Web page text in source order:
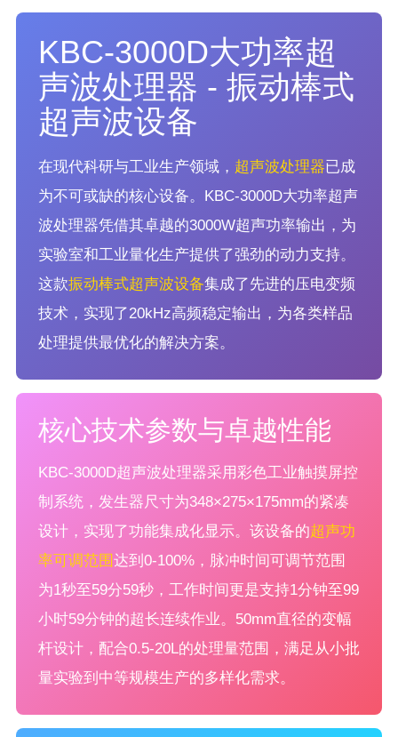
KBC-3000D大功率超
声波处理器 - 振动棒式
超声波设备
在现代科研与工业生产领域， 超声波处理器已成
为不可或缺的核心设备。KBC-3000D大功率超声
波处理器凭借其卓越的3000W超声功率输出，为
实验室和工业量化生产提供了强劲的动力支持。
这款振动棒式超声波设备集成了先进的压电变频
技术，实现了20kHz高频稳定输出，为各类样品
处理提供最优化的解决方案。
核心技术参数与卓越性能
KBC-3000D超声波处理器采用彩色工业触摸屏控
制系统，发生器尺寸为348×275×175mm的紧凑
设计，实现了功能集成化显示。该设备的超声功
率可调范围 达到0-100%，脉冲时间可调节范围
为1秒至59分59秒，工作时间更是支持1分钟至99
小时59分钟的超长连续作业。50mm直径的变幅
杆设计，配合0.5-20L的处理量范围，满足从小批
量实验到中等规模生产的多样化需求。